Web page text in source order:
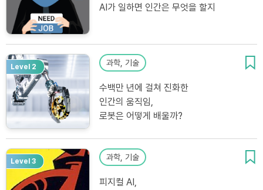
AI가 일하면 인간은 무엇을 할지
Level 2 과학, 기술
수백만 년에 걸쳐 진화한
인간의 움직임,
로봇은 어떻게 배울까?
Level 3 과학, 기술
피지컬 AI,